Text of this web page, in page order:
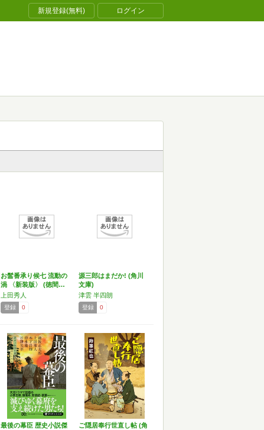
新規登録(無料) ログイン
お髷番承り候七 流動の
渦 〈新装版〉 (徳間…
上田秀人
登録 0
源三郎はまだか! (角川
文庫)
津雲 半四朗
登録 0
最後の幕臣 歴史小説傑
ご隠居奉行世直し帖 (角